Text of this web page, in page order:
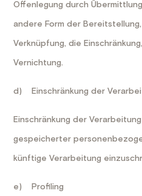
Offenlegung durch
andere Form der
Verknüpfung, die
Vernichtung.
d) Einschränkung der
Einschränkung der
gespeicherter
künftige Verarbeitung
e) Profiling